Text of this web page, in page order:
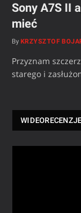
Sony A7S II
mieć
By KRZYSZTOF
Przyznam
starego i
WIDEORECENZJE